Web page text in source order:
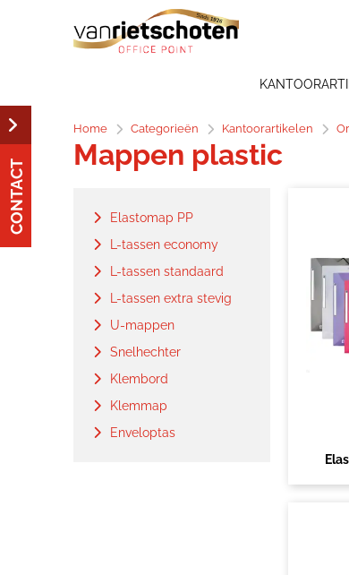
Home Categorieën Kantoorartikelen
Mappen plastic
Elastomap PP
L-tassen economy
L-tassen standaard
L-tassen extra stevig
U-mappen
Snelhechter
Klembord
Klemmap
Enveloptas
CONTACT